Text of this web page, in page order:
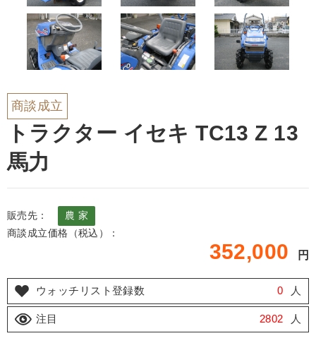
商談成立
トラクター イセキ TC13 Z 13
馬力
販売先：
農 家
商談成立価格（税込）：
352,000 円
ウォッチリスト登録数 0 人
注目 2802 人